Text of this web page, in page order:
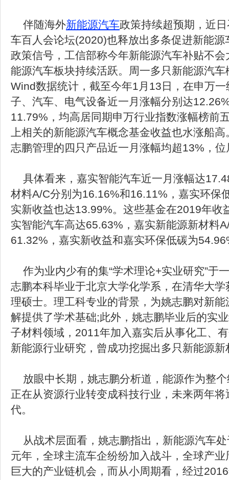
伴随海外新能源汽车政策持续超预期，近
车百人会论坛(2020)也释放出多条促进新能源
政策信号，工信部称今年新能源汽车补贴不
能源汽车板块持续活跃。周一多只新能源汽
Wind数据统计，截至今年1月13日，在申万
子、汽车、电气设备近一月涨幅分别达
11.79%，均高居同期申万行业指数涨幅榜前
上相关的新能源汽车概念基金收益也水涨船
志鹏管理的四只产品近一月涨幅均超13%，
具体看来，嘉实智能汽车近一月涨幅达
材料A/C分别为16.16%和16.11%，嘉实环保
实新收益也达13.99%。这些基金在2019年收
实智能汽车高达65.63%，嘉实新能源新材料
61.32%，嘉实新收益和嘉实环保低碳为
作为业内少有的集“学术理论+实业研究”于
志鹏本科毕业于北京大学化学系，在清华大
理硕士。理工科专业的背景，为姚志鹏对新
解提供了学术基础;此外，姚志鹏毕业后的实
子材料领域，2011年加入嘉实后从事化工、
新能源行业研究，曾成功挖掘出多只新能源
放眼中长期，姚志鹏分析道，能源作为整
正在从资源行业转变成科技行业，未来两年
代。
从战术层面看，姚志鹏指出，新能源汽车
元年，全球主流车企纷纷加入战斗，全球产
巨大的产业链机会，而从小周期看，经过